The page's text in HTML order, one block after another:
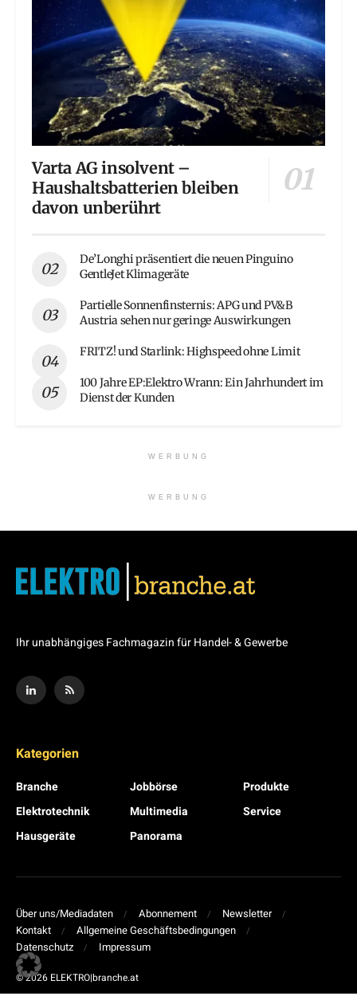
Varta AG insolvent –
Haushaltsbatterien bleiben
davon unberührt
De’Longhi präsentiert die neuen Pinguino
GentleJet Klimageräte
Partielle Sonnenfinsternis: APG und PV&B
Austria sehen nur geringe Auswirkungen
FRITZ! und Starlink: Highspeed ohne Limit
100 Jahre EP:Elektro Wrann: Ein Jahrhundert im
Dienst der Kunden
WERBUNG
WERBUNG
Ihr unabhängiges Fachmagazin für Handel- & Gewerbe
Kategorien
Branche
Elektrotechnik
Hausgeräte
Jobbörse
Multimedia
Panorama
Produkte
Service
Über uns/Mediadaten Abonnement
Newsletter
Kontakt
Allgemeine Geschäftsbedingungen
Datenschutz
Impressum
© 2026 ELEKTRO|branche.at